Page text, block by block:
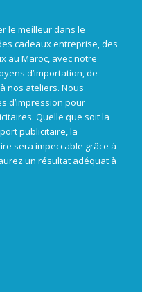
le meilleur dans le
cadeaux entreprise, des
au Maroc, avec notre
d’importation, de
nos ateliers. Nous
d’impression pour
Quelle que soit la
publicitaire, la
sera impeccable grâce à
un résultat adéquat à